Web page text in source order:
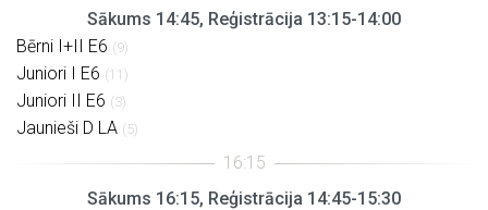
Sākums 14:45, Reģistrācija 13:15-14:00
Bērni I+II E6 (9)
Juniori I E6 (11)
Juniori II E6 (3)
Jaunieši D LA (5)
Sākums 16:15, Reģistrācija 14:45-15:30